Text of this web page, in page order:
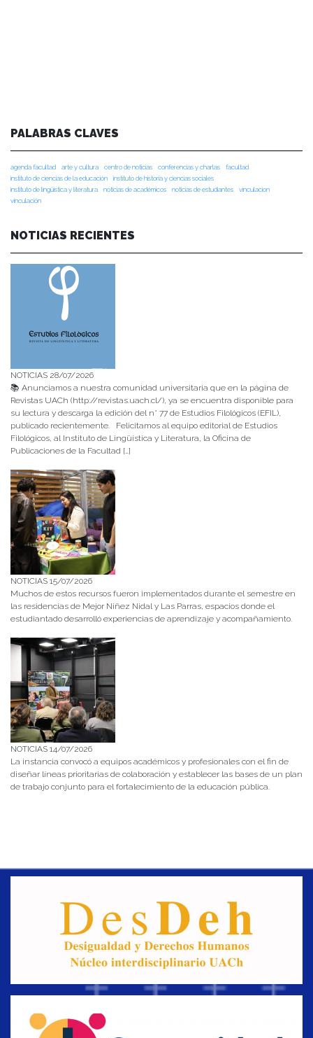
PALABRAS CLAVES
agenda facultad arte y cultura centro de noticias conferencias y charlas
facultad
instituto de ciencias de la educación
instituto de historia y ciencias sociales
instituto de lingüística y literatura
noticias de académicos noticias de estudiantes
vinculacion
vinculación
NOTICIAS RECIENTES
NOTICIAS 28/07/2026
📚 Anunciamos a nuestra comunidad universitaria que en la página de
Revistas UACh (http://revistas.uach.cl/), ya se encuentra disponible para
su lectura y descarga la edición del n° 77 de Estudios Filológicos (EFIL),
publicado recientemente. Felicitamos al equipo editorial de Estudios
Filológicos, al Instituto de Lingüística y Literatura, la Oficina de
Publicaciones de la Facultad […]
NOTICIAS 15/07/2026
Muchos de estos recursos fueron implementados durante el semestre en
las residencias de Mejor Niñez Nidal y Las Parras, espacios donde el
estudiantado desarrolló experiencias de aprendizaje y acompañamiento.
NOTICIAS 14/07/2026
La instancia convocó a equipos académicos y profesionales con el fin de
diseñar líneas prioritarias de colaboración y establecer las bases de un plan
de trabajo conjunto para el fortalecimiento de la educación pública.